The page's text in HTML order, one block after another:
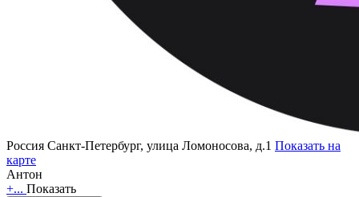
Россия Санкт-Петербург, улица Ломоносова, д.1 Показать на
карте
Антон
+... Показать